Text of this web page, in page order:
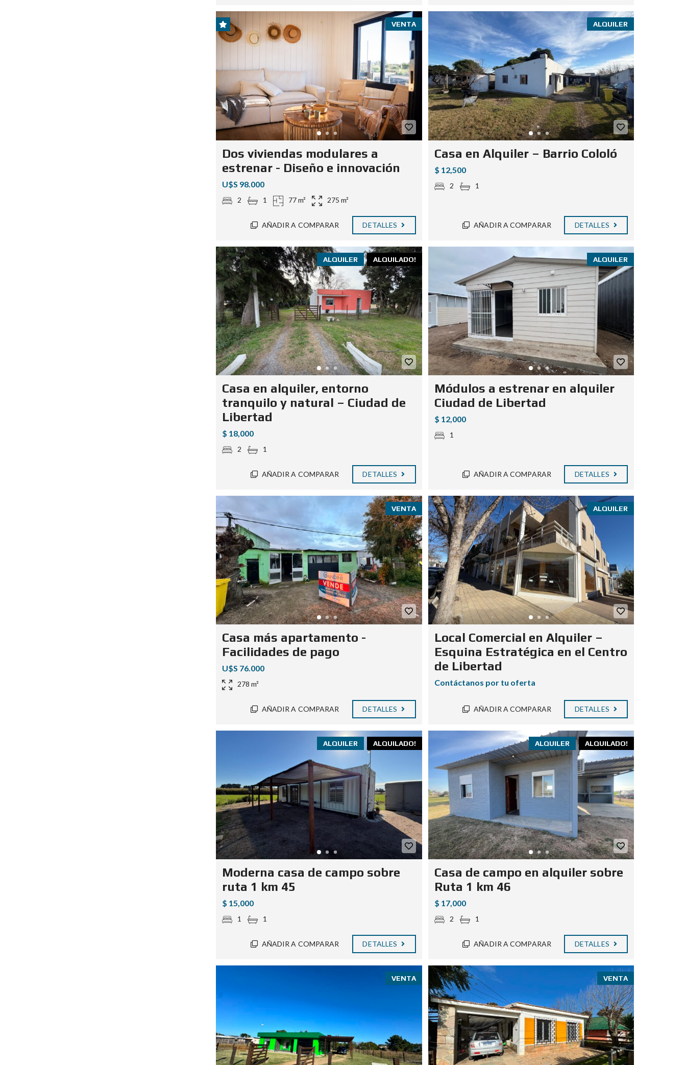
VENTA
Dos viviendas modulares a
estrenar - Diseño e innovación
U$S 98.000
2 1 77 m² 275 m²
AÑADIR A COMPARAR DETALLES
ALQUILER
Casa en Alquiler – Barrio Cololó
$ 12,500
2 1
AÑADIR A COMPARAR DETALLES
ALQUILADO!
ALQUILER
Casa en alquiler, entorno
tranquilo y natural – Ciudad de
Libertad
$ 18,000
2 1
AÑADIR A COMPARAR DETALLES
ALQUILER
Módulos a estrenar en alquiler
Ciudad de Libertad
$ 12,000
1
AÑADIR A COMPARAR DETALLES
VENTA
Casa más apartamento -
Facilidades de pago
U$S 76.000
278 m²
AÑADIR A COMPARAR DETALLES
ALQUILER
Local Comercial en Alquiler –
Esquina Estratégica en el Centro
de Libertad
Contáctanos por tu oferta
AÑADIR A COMPARAR DETALLES
ALQUILADO!
ALQUILER
Moderna casa de campo sobre
ruta 1 km 45
$ 15,000
1 1
AÑADIR A COMPARAR DETALLES
ALQUILADO!
ALQUILER
Casa de campo en alquiler sobre
Ruta 1 km 46
$ 17,000
2 1
AÑADIR A COMPARAR DETALLES
VENTA VENTA